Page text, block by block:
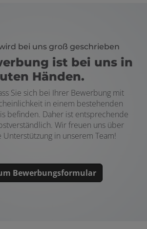
bei uns groß geschrieben
ist bei uns in
Händen.
Sie sich bei Ihrer Bewerbung mit
in einem bestehenden
befinden. Daher ist entsprechende
Wir freuen uns über
in unserem Team!
Bewerbungsformular